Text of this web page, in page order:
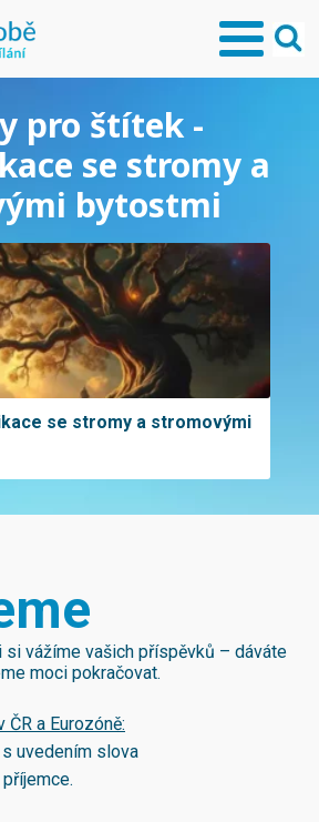
pro štítek -
se stromy a
bytostmi
se stromy a stromovými
si vážíme vašich příspěvků – dáváte
moci pokračovat.
a Eurozóně:
s uvedením slova
příjemce.